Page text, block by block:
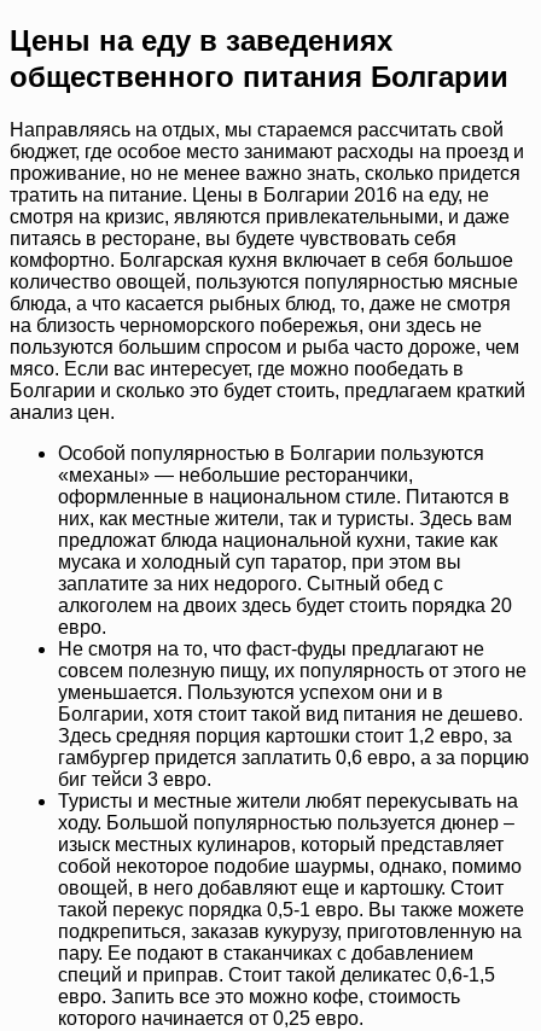
Цены на еду в заведениях
общественного питания Болгарии
Направляясь на отдых, мы стараемся рассчитать свой
бюджет, где особое место занимают расходы на проезд и
проживание, но не менее важно знать, сколько придется
тратить на питание. Цены в Болгарии 2016 на еду, не
смотря на кризис, являются привлекательными, и даже
питаясь в ресторане, вы будете чувствовать себя
комфортно. Болгарская кухня включает в себя большое
количество овощей, пользуются популярностью мясные
блюда, а что касается рыбных блюд, то, даже не смотря
на близость черноморского побережья, они здесь не
пользуются большим спросом и рыба часто дороже, чем
мясо. Если вас интересует, где можно пообедать в
Болгарии и сколько это будет стоить, предлагаем краткий
анализ цен.
Особой популярностью в Болгарии пользуются
«механы» — небольшие ресторанчики,
оформленные в национальном стиле. Питаются в
них, как местные жители, так и туристы. Здесь вам
предложат блюда национальной кухни, такие как
мусака и холодный суп таратор, при этом вы
заплатите за них недорого. Сытный обед с
алкоголем на двоих здесь будет стоить порядка 20
евро.
Не смотря на то, что фаст-фуды предлагают не
совсем полезную пищу, их популярность от этого не
уменьшается. Пользуются успехом они и в
Болгарии, хотя стоит такой вид питания не дешево.
Здесь средняя порция картошки стоит 1,2 евро, за
гамбургер придется заплатить 0,6 евро, а за порцию
биг тейси 3 евро.
Туристы и местные жители любят перекусывать на
ходу. Большой популярностью пользуется дюнер –
изыск местных кулинаров, который представляет
собой некоторое подобие шаурмы, однако, помимо
овощей, в него добавляют еще и картошку. Стоит
такой перекус порядка 0,5-1 евро. Вы также можете
подкрепиться, заказав кукурузу, приготовленную на
пару. Ее подают в стаканчиках с добавлением
специй и приправ. Стоит такой деликатес 0,6-1,5
евро. Запить все это можно кофе, стоимость
которого начинается от 0,25 евро.